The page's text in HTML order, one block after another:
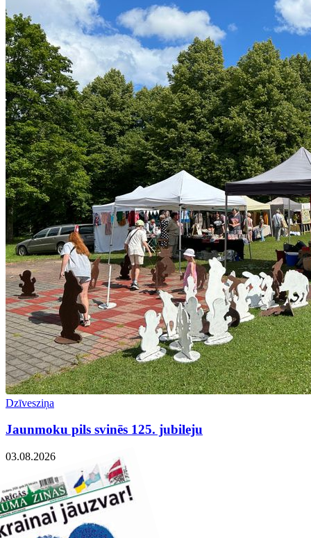
Dzīvesziņa
Jaunmoku pils svinēs 125. jubileju
03.08.2026